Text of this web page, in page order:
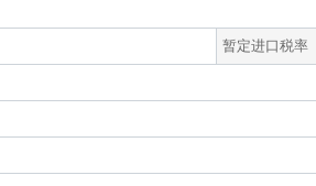
暂定进口税率